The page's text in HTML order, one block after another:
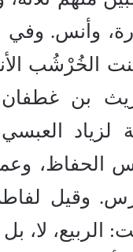
وأنس.
الخُرْشُب
بن غطفان،
لزياد
الحفاظ،
وقيل
الربيع، لا،